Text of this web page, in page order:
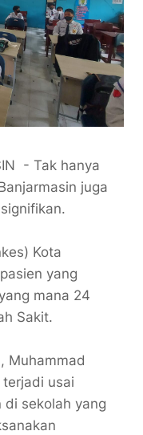
- Tak hanya
juga
Kota
yang
mana 24
Sakit.
Muhammad
usai
di sekolah yang